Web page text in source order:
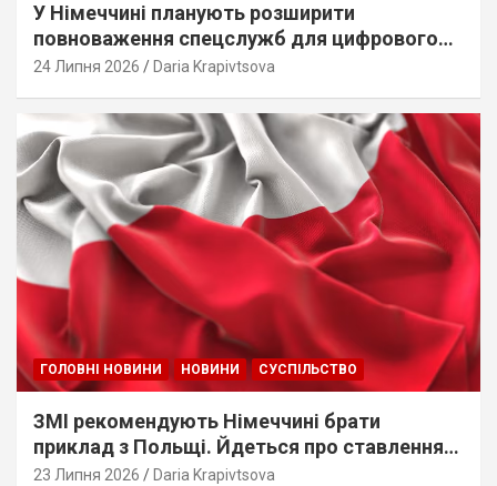
У Німеччині планують розширити
повноваження спецслужб для цифрового
стеження
24 Липня 2026 Daria Krapivtsova
ГОЛОВНІ НОВИНИ НОВИНИ СУСПІЛЬСТВО
ЗМІ рекомендують Німеччині брати
приклад з Польщі. Йдеться про ставлення
до українців
23 Липня 2026 Daria Krapivtsova